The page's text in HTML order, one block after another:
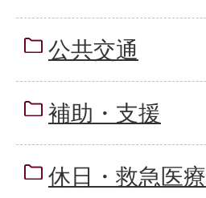
公共交通
補助・支援
休日・救急医療